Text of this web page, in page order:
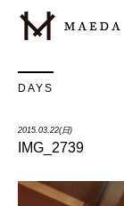
DAYS
2015.03.22(日)
IMG_2739